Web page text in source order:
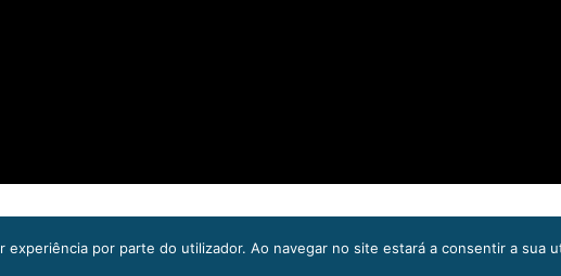
| OFFICECOM DESENVOLVIMENTO DE SOFTWARE E APLICATIVOS /
por parte do utilizador. Ao navegar no site estará a consentir a sua